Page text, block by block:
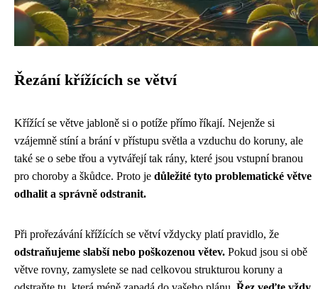
Řezání křížících se větví
Křížící se větve jabloně si o potíže přímo říkají. Nejenže si
vzájemně stíní a brání v přístupu světla a vzduchu do koruny, ale
také se o sebe třou a vytvářejí tak rány, které jsou vstupní branou
pro choroby a škůdce. Proto je důležité tyto problematické větve
odhalit a správně odstranit.
Při prořezávání křížících se větví vždycky platí pravidlo, že
odstraňujeme slabší nebo poškozenou větev. Pokud jsou si obě
větve rovny, zamyslete se nad celkovou strukturou koruny a